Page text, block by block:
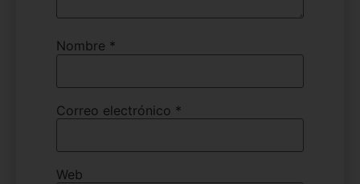
Nombre *
Correo electrónico *
Web